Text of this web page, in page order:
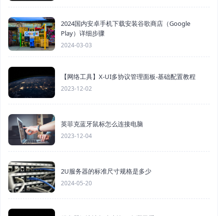
2024国内安卓手机下载安装谷歌商店（Google
Play）详细步骤
2024-03-03
【网络工具】X-UI多协议管理面板-基础配置教程
2023-12-02
英菲克蓝牙鼠标怎么连接电脑
2023-12-04
2U服务器的标准尺寸规格是多少
2024-05-20